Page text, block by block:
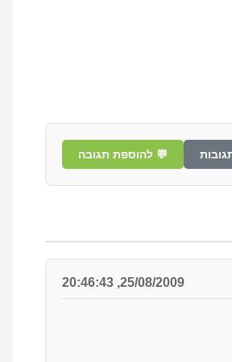
💬 להוספת תגובה
25/08/2009, 20:46:43